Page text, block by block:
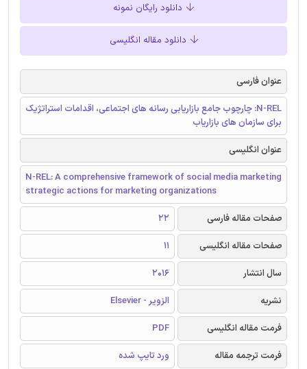
دانلود رایگان نمونه
دانلود مقاله انگلیسی
عنوان فارسی
N-REL: چارچوب جامع بازاریابی رسانه های اجتماعی، اقدامات استراتژیک
برای سازمان های بازاریاب
عنوان انگلیسی
N-REL: A comprehensive framework of social media marketing
strategic actions for marketing organizations
صفحات مقاله فارسی
22
صفحات مقاله انگلیسی
11
سال انتشار
2016
نشریه
الزویر - Elsevier
فرمت مقاله انگلیسی
PDF
فرمت ترجمه مقاله
ورد تایپ شده